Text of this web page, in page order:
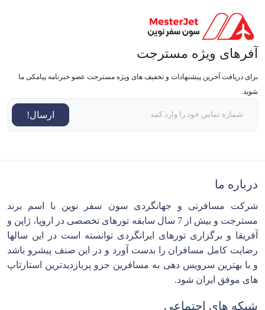
آفرهای ویژه مسترجت
برای دریافت آخرین پیشنهادات و تخفیف های ویژه مسترجت عضو خبرنامه پیامکی ما
شوید.
ارسال!
درباره ما
شرکت مسافرتی و جهانگردی سون سفر نوین با اسم برند
مسترجت و بیش از 7 سال سابقه تورهای تخصصی در اروپا، ژاپن و
آفریقا و برگزاری تورهای ایرانگردی توانسته است در این سالها
رضایت کامل مسافران را بدست آورد و در این صنف پیشرو باشد
و با بهترین سرویس دهی به مسافرین جزو پربازدیدترین استارتاپ
های موفق ایران شود.
شبکه های اجتماعی